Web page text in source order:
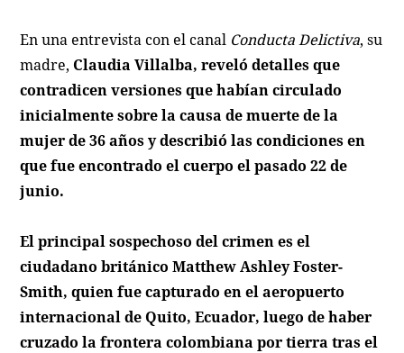
En una entrevista con el canal Conducta Delictiva, su
madre, Claudia Villalba, reveló detalles que
contradicen versiones que habían circulado
inicialmente sobre la causa de muerte de la
mujer de 36 años y describió las condiciones en
que fue encontrado el cuerpo el pasado 22 de
junio.
El principal sospechoso del crimen es el
ciudadano británico Matthew Ashley Foster-
Smith, quien fue capturado en el aeropuerto
internacional de Quito, Ecuador, luego de haber
cruzado la frontera colombiana por tierra tras el